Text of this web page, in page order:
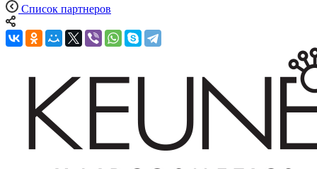
Список партнеров